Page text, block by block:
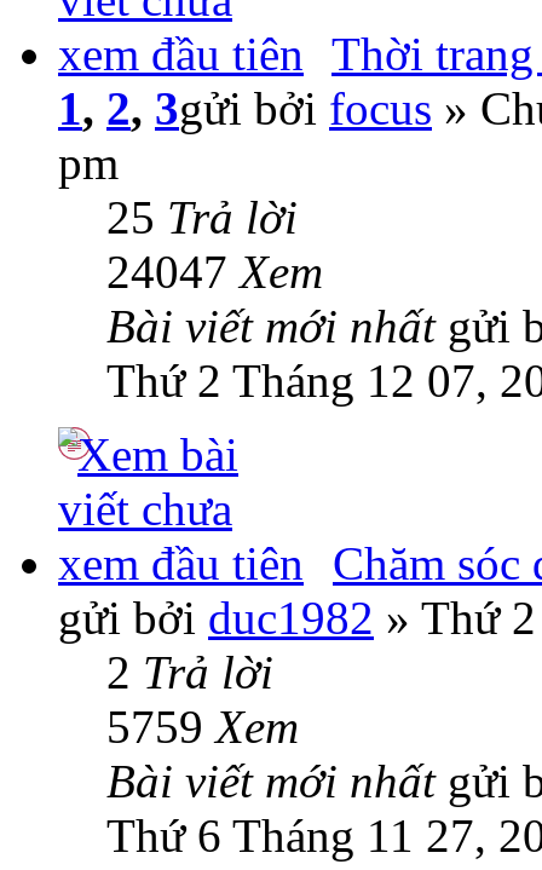
Thời
1, 2, 3gửi bởi focus »
pm
25 Trả lời
24047Xem
Bài viết mới nhất gửi
Thứ 2 Tháng 12 07,
Chăm sóc
gửi bởi duc1982 » Thứ
2 Trả lời
5759Xem
Bài viết mới nhất gửi
Thứ 6 Tháng 11 27,